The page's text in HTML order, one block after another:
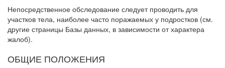
Непосредственное обследование следует проводить для
участков тела, наиболее часто поражаемых у подростков (см.
другие страницы Базы дан­ных, в зависимости от характера
жалоб).
ОБЩИЕ ПОЛОЖЕНИЯ